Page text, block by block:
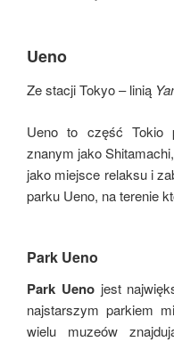
Ueno
Ze stacji Tokyo – linią
Ueno to część Tokio
znanym jako
jako miejsce relaksu i
parku Ueno, na terenie
Park Ueno
Park Uenojest
najstarszym parkiem
wielu muzeów